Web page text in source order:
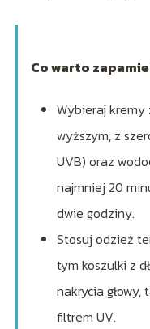
Co warto
Wybieraj kremy
wyższym, z
UVB) oraz
najmniej 20
dwie godziny.
Stosuj odzież
tym koszulki z
nakrycia
filtrem UV.